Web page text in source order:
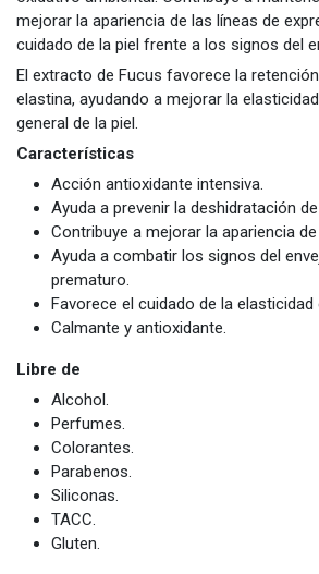
mejorar la apariencia de las líneas de
cuidado de la piel frente a los signos del
El extracto de Fucus favorece la
elastina, ayudando a mejorar la
general de la piel.
Características
Acción antioxidante intensiva.
Ayuda a prevenir la deshidratación
Contribuye a mejorar la apariencia
Ayuda a combatir los signos del
prematuro.
Favorece el cuidado de la elasticidad
Calmante y antioxidante.
Libre de
Alcohol.
Perfumes.
Colorantes.
Parabenos.
Siliconas.
TACC.
Gluten.